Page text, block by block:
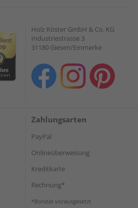
Holz Köster GmbH & Co. KG
Industriestrasse 3
31180 Giesen/Emmerke
Zahlungsarten
PayPal
Onlineüberweisung
Kreditkarte
Rechnung*
*Bonität vorausgesetzt